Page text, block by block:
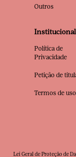
Outros
Institucional
Política de
Privacidade
Petição de
Termos de uso
Lei Geral de Proteção de